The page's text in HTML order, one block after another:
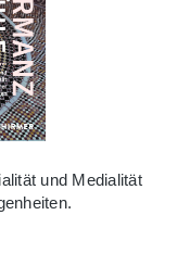
und Medialität